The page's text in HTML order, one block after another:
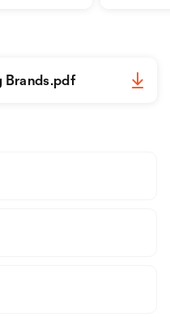
Brands.pdf